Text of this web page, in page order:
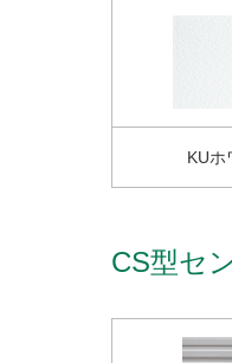
KUホ
CS型セ